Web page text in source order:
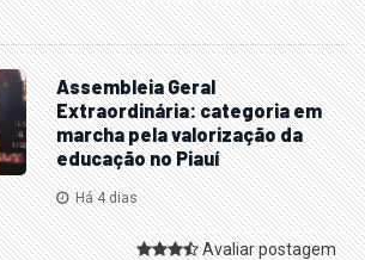
Assembleia Geral
Extraordinária: categoria em
marcha pela valorização da
educação no Piauí
Há 4 dias
Avaliar postagem